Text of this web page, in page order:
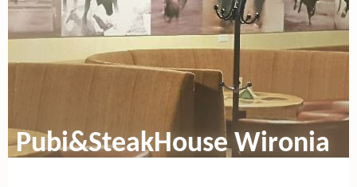
Pubi&SteakHouse Wironia